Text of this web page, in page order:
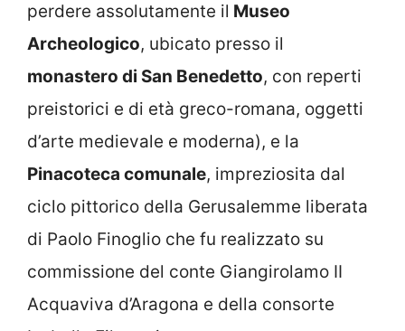
perdere assolutamente il Museo
Archeologico, ubicato presso il
monastero di San Benedetto, con reperti
preistorici e di età greco-romana, oggetti
d’arte medievale e moderna), e la
Pinacoteca comunale, impreziosita dal
ciclo pittorico della Gerusalemme liberata
di Paolo Finoglio che fu realizzato su
commissione del conte Giangirolamo II
Acquaviva d’Aragona e della consorte